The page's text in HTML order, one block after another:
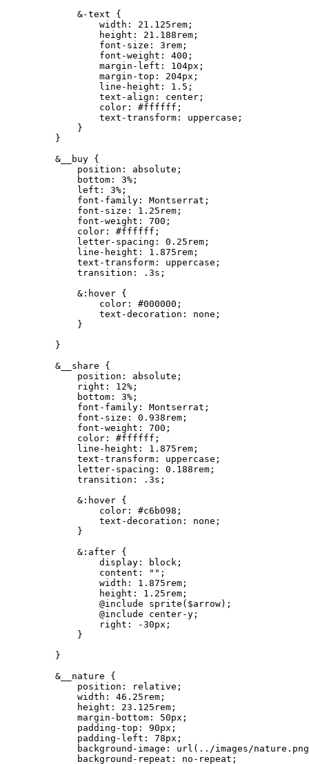
        &-text {
            width: 21.125rem;
            height: 21.188rem;
            font-size: 3rem;
            font-weight: 400;
            margin-left: 104px;
            margin-top: 204px;
            line-height: 1.5;
            text-align: center;
            color: #ffffff;
            text-transform: uppercase;
        }
    }
    &__buy {
        position: absolute;
        bottom: 3%;
        left: 3%;
        font-family: Montserrat;
        font-size: 1.25rem;
        font-weight: 700;
        color: #ffffff;
        letter-spacing: 0.25rem;
        line-height: 1.875rem;
        text-transform: uppercase;
        transition: .3s;
        &:hover {
            color: #000000;
            text-decoration: none;
        }
    }
    &__share {
        position: absolute;
        right: 12%;
        bottom: 3%;
        font-family: Montserrat;
        font-size: 0.938rem;
        font-weight: 700;
        color: #ffffff;
        line-height: 1.875rem;
        text-transform: uppercase;
        letter-spacing: 0.188rem;
        transition: .3s;
        &:hover {
            color: #c6b098;
            text-decoration: none;
        }
        &:after {
            display: block;
            content: "";
            width: 1.875rem;
            height: 1.25rem;
            @include sprite($arrow);
            @include center-y;
            right: -30px;
        }
    }
    &__nature {
        position: relative;
        width: 46.25rem;
        height: 23.125rem;
        margin-bottom: 50px;
        padding-top: 90px;
        padding-left: 78px;
background-image: url(../images/
        background-repeat: no-repeat;